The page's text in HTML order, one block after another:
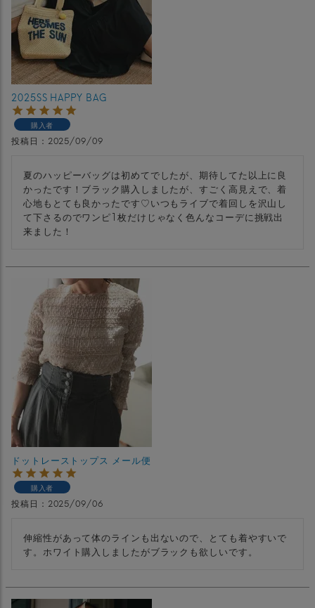
2025SS HAPPY BAG
購入者
投稿日 2025/09/09
夏のハッピーバッグは初めてでしたが、期待してた以上に良
かったです！ブラック購入しましたが、すごく高見えで、着
心地もとても良かったです♡いつもライブで着回しを沢山し
て下さるのでワンピ1枚だけじゃなく色んなコーデに挑戦出
来ました！
ドットレーストップス メール便
購入者
投稿日 2025/09/06
伸縮性があって体のラインも出ないので、とても着やすいで
す。ホワイト購入しましたがブラックも欲しいです。